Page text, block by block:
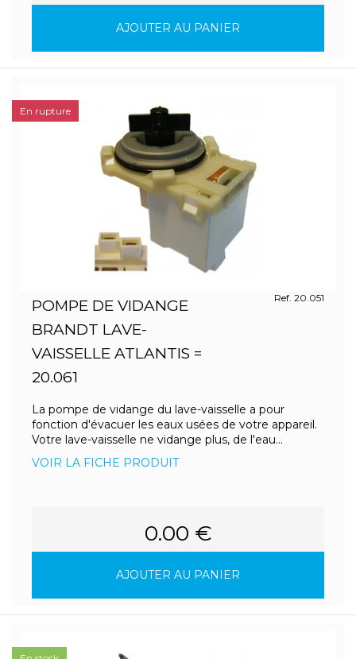
AJOUTER AU PANIER
POMPE DE VIDANGE
BRANDT LAVE-
VAISSELLE ATLANTIS =
20.061
Ref. 20.051
La pompe de vidange du lave-vaisselle a pour
fonction d'évacuer les eaux usées de votre appareil.
Votre lave-vaisselle ne vidange plus, de l'eau...
VOIR LA FICHE PRODUIT
0.00 €
AJOUTER AU PANIER
En rupture